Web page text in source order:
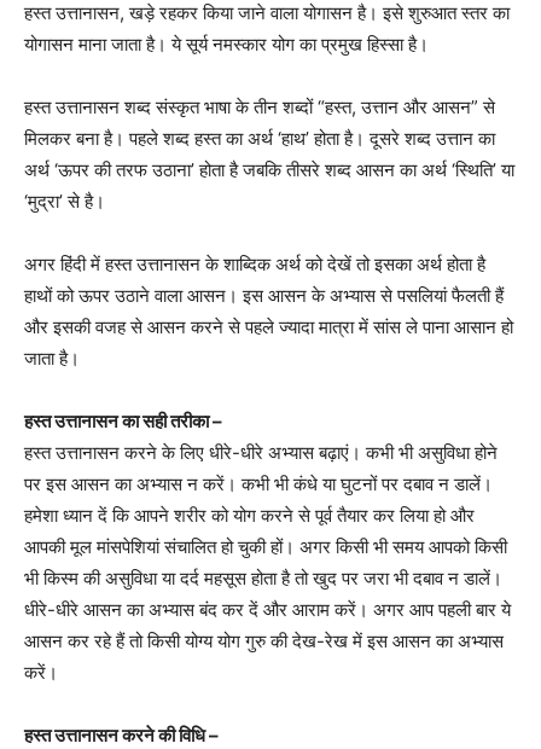
हस्त उत्तानासन, खड़े रहकर किया जाने वाला योगासन है। इसे शुरुआत स्तर का
योगासन माना जाता है। ये सूर्य नमस्कार योग का प्रमुख हिस्सा है।
हस्त उत्तानासन शब्द संस्कृत भाषा के तीन शब्दों “हस्त, उत्तान और आसन” से
मिलकर बना है। पहले शब्द हस्त का अर्थ ‘हाथ’ होता है। दूसरे शब्द उत्तान का
अर्थ ‘ऊपर की तरफ उठाना’ होता है जबकि तीसरे शब्द आसन का अर्थ ‘स्थिति’ या
‘मुद्रा’ से है।
अगर हिंदी में हस्त उत्तानासन के शाब्दिक अर्थ को देखें तो इसका अर्थ होता है
हाथों को ऊपर उठाने वाला आसन। इस आसन के अभ्यास से पसलियां फैलती हैं
और इसकी वजह से आसन करने से पहले ज्यादा मात्रा में सांस ले पाना आसान हो
जाता है।
हस्त उत्तानासन का सही तरीका –
हस्त उत्तानासन करने के लिए धीरे-धीरे अभ्यास बढ़ाएं। कभी भी असुविधा होने
पर इस आसन का अभ्यास न करें। कभी भी कंधे या घुटनों पर दबाव न डालें।
हमेशा ध्यान दें कि आपने शरीर को योग करने से पूर्व तैयार कर लिया हो और
आपकी मूल मांसपेशियां संचालित हो चुकी हों। अगर किसी भी समय आपको किसी
भी किस्म की असुविधा या दर्द महसूस होता है तो खुद पर जरा भी दबाव न डालें।
धीरे-धीरे आसन का अभ्यास बंद कर दें और आराम करें। अगर आप पहली बार ये
आसन कर रहे हैं तो किसी योग्य योग गुरु की देख-रेख में इस आसन का अभ्यास
करें।
हस्त उत्तानासन करने की विधि –